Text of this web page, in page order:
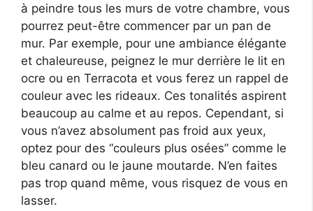
à peindre tous les murs de votre chambre, vous
pourrez peut-être commencer par un pan de
mur. Par exemple, pour une ambiance élégante
et chaleureuse, peignez le mur derrière le lit en
ocre ou en Terracota et vous ferez un rappel de
couleur avec les rideaux. Ces tonalités aspirent
beaucoup au calme et au repos. Cependant, si
vous n’avez absolument pas froid aux yeux,
optez pour des “couleurs plus osées” comme le
bleu canard ou le jaune moutarde. N’en faites
pas trop quand même, vous risquez de vous en
lasser.